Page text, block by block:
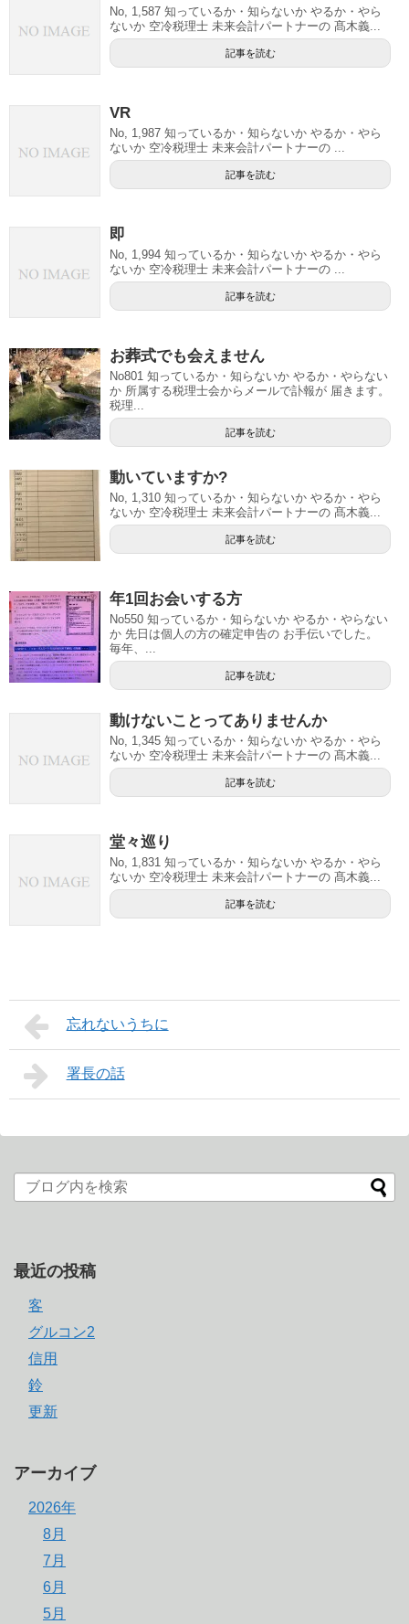
No, 1,587 知っているか・知らないか やるか・やら
ないか 空冷税理士 未来会計パートナーの 髙木義...
記事を読む
VR
No, 1,987 知っているか・知らないか やるか・やら
ないか 空冷税理士 未来会計パートナーの ...
記事を読む
即
No, 1,994 知っているか・知らないか やるか・やら
ないか 空冷税理士 未来会計パートナーの ...
記事を読む
お葬式でも会えません
No801 知っているか・知らないか やるか・やらない
か 所属する税理士会からメールで訃報が 届きます。
税理...
記事を読む
動いていますか?
No, 1,310 知っているか・知らないか やるか・やら
ないか 空冷税理士 未来会計パートナーの 髙木義...
記事を読む
年1回お会いする方
No550 知っているか・知らないか やるか・やらない
か 先日は個人の方の確定申告の お手伝いでした。
毎年、...
記事を読む
動けないことってありませんか
No, 1,345 知っているか・知らないか やるか・やら
ないか 空冷税理士 未来会計パートナーの 髙木義...
記事を読む
堂々巡り
No, 1,831 知っているか・知らないか やるか・やら
ないか 空冷税理士 未来会計パートナーの 髙木義...
記事を読む
忘れないうちに
署長の話
最近の投稿
客
グルコン2
信用
鈴
更新
アーカイブ
2026年
8月
7月
6月
5月